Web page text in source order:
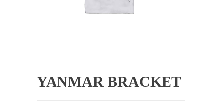
YANMAR BRACKET